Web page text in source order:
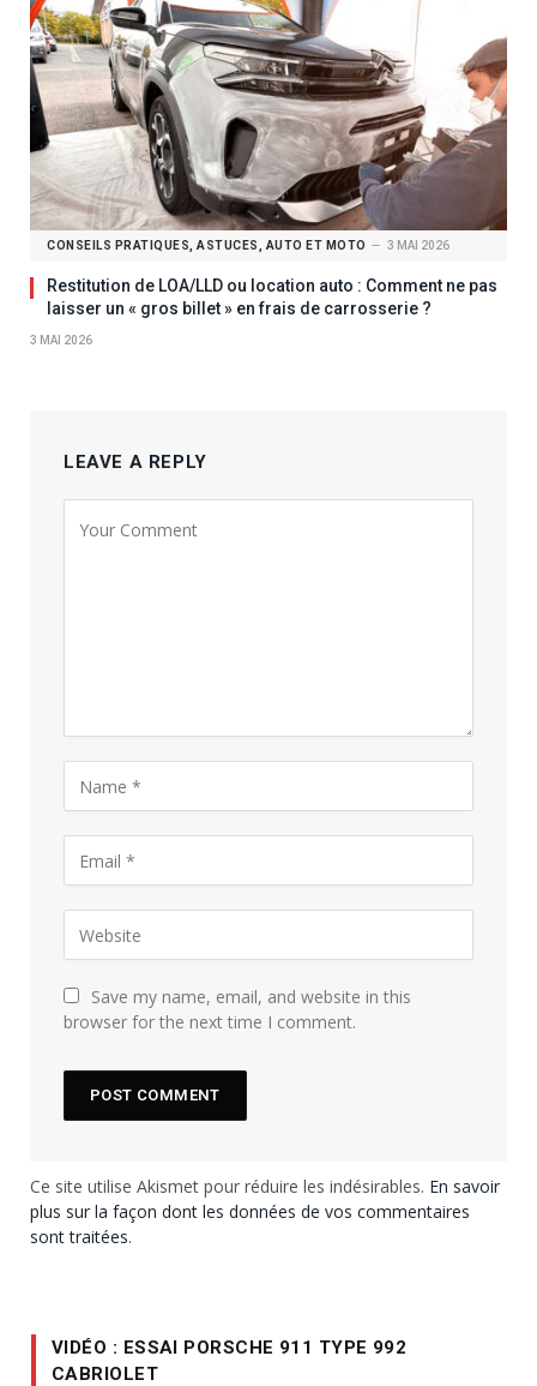
CONSEILS PRATIQUES, ASTUCES, AUTO ET MOTO 3 MAI 2026
Restitution de LOA/LLD ou location auto : Comment ne pas
laisser un « gros billet » en frais de carrosserie ?
3 MAI 2026
LEAVE A REPLY
Save my name, email, and website in this
browser for the next time I comment.
Ce site utilise Akismet pour réduire les indésirables. En savoir
plus sur la façon dont les données de vos commentaires
sont traitées.
VIDÉO : ESSAI PORSCHE 911 TYPE 992
CABRIOLET